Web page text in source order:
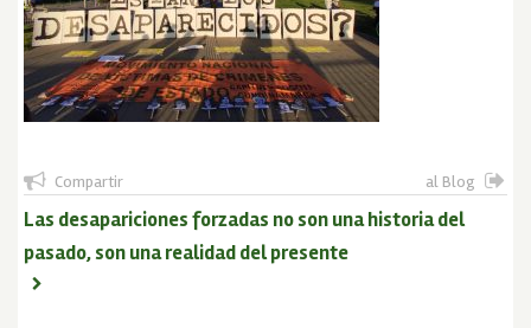
Compartir al Blog
Las desapariciones forzadas no son una historia del
pasado, son una realidad del presente